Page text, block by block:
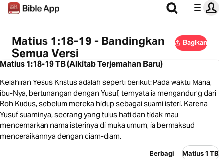
Matius 1:18-19 - Bandingkan
Semua Versi
Bagikan
Matius 1:18-19 TB (Alkitab Terjemahan Baru)
Kelahiran Yesus Kristus adalah seperti berikut: Pada waktu Maria,
ibu-Nya, bertunangan dengan Yusuf, ternyata ia mengandung dari
Roh Kudus, sebelum mereka hidup sebagai suami isteri. Karena
Yusuf suaminya, seorang yang tulus hati dan tidak mau
mencemarkan nama isterinya di muka umum, ia bermaksud
menceraikannya dengan diam-diam.
Berbagi Matius 1 TB